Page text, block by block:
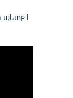
պետք է